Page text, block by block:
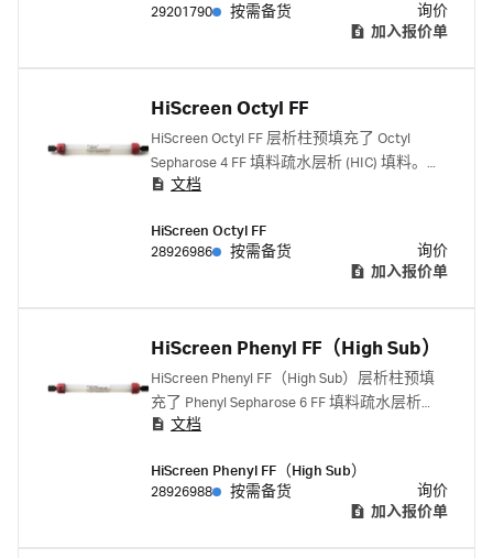
29201790
按需备货
询价
加入报价单
HiScreen Octyl FF
HiScreen Octyl FF 层析柱预填充了 Octyl
Sepharose 4 FF 填料疏水层析 (HIC) 填料。层
析柱是用于方法优化和参数筛选的极佳选
文档
HiScreen Octyl FF
28926986
按需备货
询价
加入报价单
HiScreen Phenyl FF（High Sub）
HiScreen Phenyl FF（High Sub）层析柱预填
充了 Phenyl Sepharose 6 FF 填料疏水层析
(HIC) 填料。层析柱是用于方法优化和参数筛
文档
HiScreen Phenyl FF（High Sub）
28926988
按需备货
询价
加入报价单